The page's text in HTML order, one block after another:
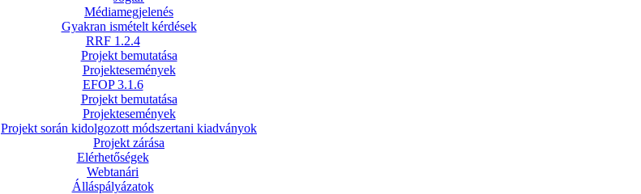
Médiamegjelenés
Gyakran ismételt kérdések
RRF 1.2.4
Projekt bemutatása
Projektesemények
EFOP 3.1.6
Projekt bemutatása
Projektesemények
Projekt során kidolgozott módszertani kiadványok
Projekt zárása
Elérhetőségek
Webtanári
Álláspályázatok